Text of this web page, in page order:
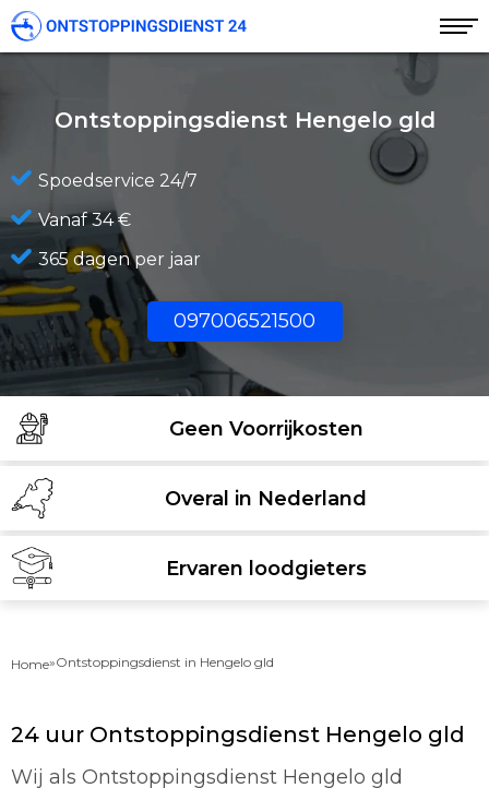
Ontstoppingsdienst Hengelo gld
Spoedservice 24/7
Vanaf 34 €
365 dagen per jaar
097006521500
Geen Voorrijkosten
Overal in Nederland
Ervaren loodgieters
Home»Ontstoppingsdienst in Hengelo gld
24 uur Ontstoppingsdienst Hengelo gld
Wij als Ontstoppingsdienst Hengelo gld